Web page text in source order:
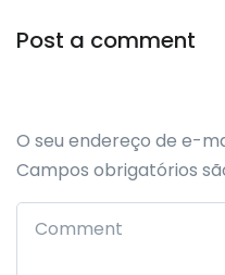
Post a comment
O seu endereço de e-
Campos obrigatórios